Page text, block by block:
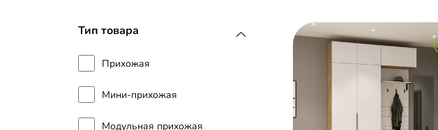
Тип товара
Прихожая
Мини-прихожая
Модульная прихожая